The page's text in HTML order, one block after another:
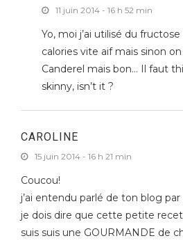
11 juin 2014 - 16 h 52 min
Yo, moi j’ai utilisé du fructose
calories vite aif mais sinon
Canderel mais bon… Il faut
skinny, isn’t it ?
CAROLINE
15 juin 2014 - 16 h 21 min
Coucou!
j’ai entendu parlé de ton blog
je dois dire que cette petite
suis suis une GOURMANDE de